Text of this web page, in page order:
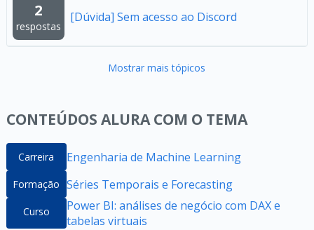
2
respostas
[Dúvida] Sem acesso ao Discord
Mostrar mais tópicos
CONTEÚDOS ALURA COM O TEMA
Carreira Engenharia de Machine Learning
Formação Séries Temporais e Forecasting
Curso
Power BI: análises de negócio com DAX e
tabelas virtuais